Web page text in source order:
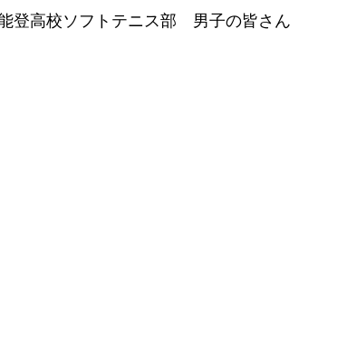
登高校ソフトテニス部　男子の皆さん